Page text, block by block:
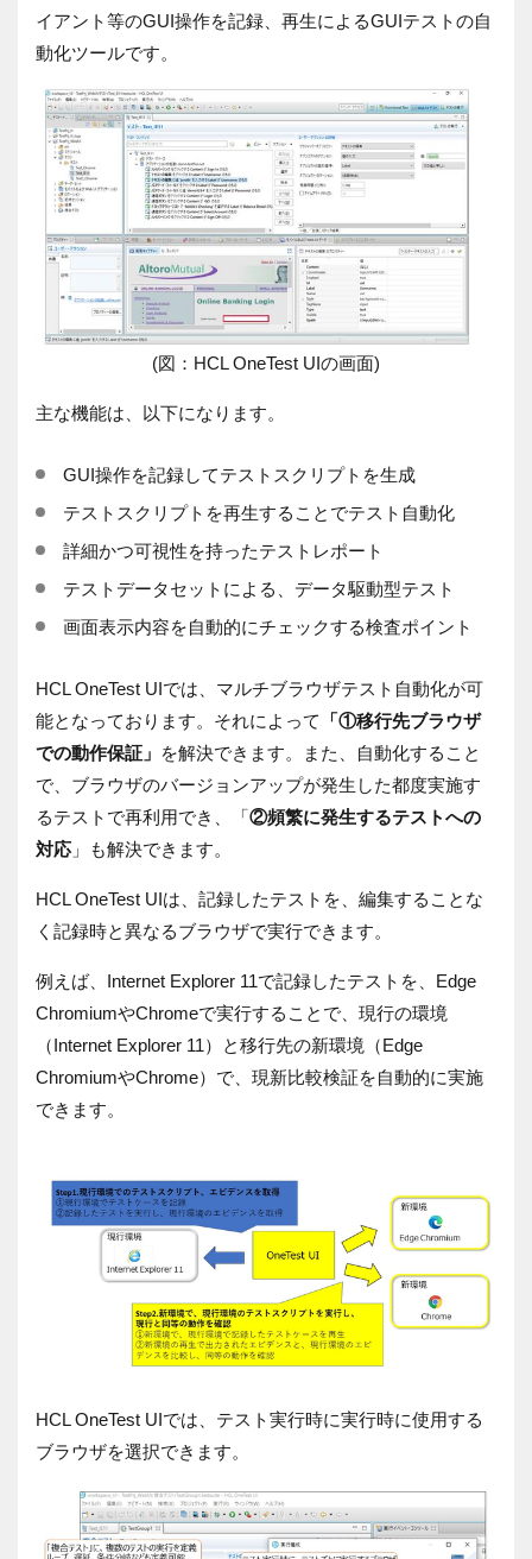
イアント等のGUI操作を記録、再生によるGUIテストの自
動化ツールです。
(図：HCL OneTest UIの画面)
主な機能は、以下になります。
GUI操作を記録してテストスクリプトを生成
テストスクリプトを再生することでテスト自動化
詳細かつ可視性を持ったテストレポート
テストデータセットによる、データ駆動型テスト
画面表示内容を自動的にチェックする検査ポイント
HCL OneTest UIでは、マルチブラウザテスト自動化が可
能となっております。それによって
「①移行先ブラウザ
での動作保証」 を解決できます。また、自動化すること
で、ブラウザのバージョンアップが発生した都度実施す
るテストで再利用でき、「②頻繁に発生するテストへの
対応 」も解決できます。
HCL OneTest UIは、記録したテストを、編集することな
く記録時と異なるブラウザで実行できます。
例えば、 Internet Explorer 11で記録したテストを、 Edge
ChromiumやChromeで実行することで、現行の環境
（Internet Explorer 11）と移行先の新環境（Edge
ChromiumやChrome）で、現新比較検証を自動的に実施
できます。
HCL OneTest UIでは、テスト実行時に実行時に使用する
ブラウザを選択できます。